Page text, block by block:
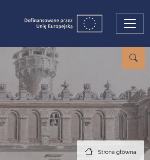
Strona główna